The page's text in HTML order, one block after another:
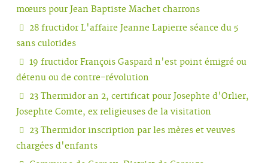
mœurs pour Jean Baptiste Machet charrons
28 fructidor L'affaire Jeanne Lapierre séance du 5
sans culotides
19 fructidor François Gaspard n'est point émigré ou
détenu ou de contre-révolution
23 Thermidor an 2, certificat pour Josephte d'Orlier,
Josephte Comte, ex religieuses de la visitation
23 Thermidor inscription par les mères et veuves
chargées d'enfants